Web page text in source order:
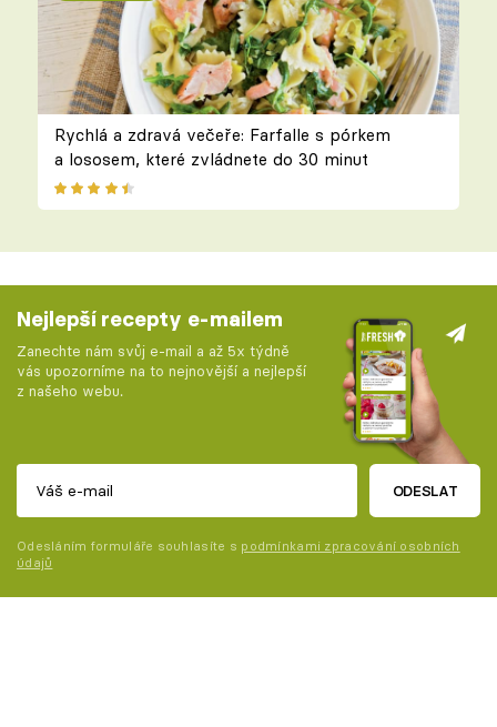
Rychlá a zdravá večeře: Farfalle s pórkem
a lososem, které zvládnete do 30 minut
Nejlepší recepty e-mailem
Zanechte nám svůj e-mail a až 5x týdně
vás upozorníme na to nejnovější a nejlepší
z našeho webu.
ODESLAT
Odesláním formuláře souhlasíte s podmínkami zpracování osobních
údajů